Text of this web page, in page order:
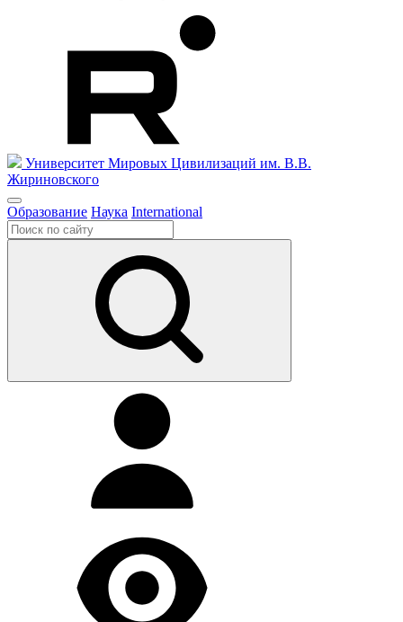
Университет Мировых Цивилизаций им. В.В.
Жириновского
Образование Наука International